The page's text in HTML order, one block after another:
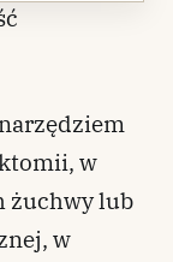
w
żuchwy lub
w